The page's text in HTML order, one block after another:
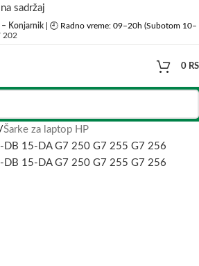
sadržaj
– Konjarnik | 🕘 Radno vreme: 09–20h (Subotom 10–
202
0
/Šarke za laptop HP